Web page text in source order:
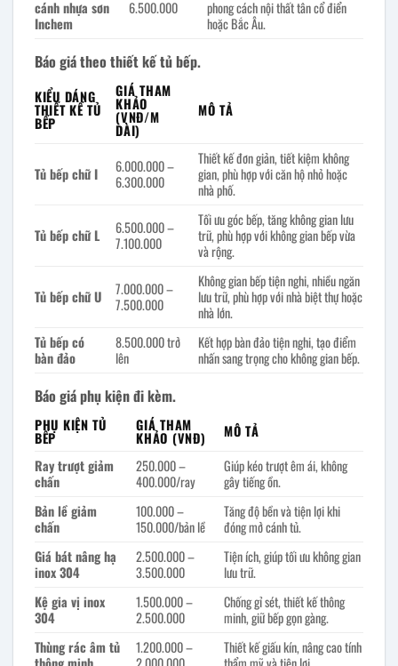
cánh nhựa sơn
Inchem
6.500.000
phong cách nội thất tân cổ điển
hoặc Bắc Âu.
Báo giá theo thiết kế tủ bếp.
KIỂU DÁNG
THIẾT KẾ TỦ
BẾP
GIÁ THAM
KHẢO
(VNĐ/M
DÀI)
MÔ TẢ
Tủ bếp chữ I
6.000.000 –
6.300.000
Thiết kế đơn giản, tiết kiệm không
gian, phù hợp với căn hộ nhỏ hoặc
nhà phố.
Tủ bếp chữ L
6.500.000 –
7.100.000
Tối ưu góc bếp, tăng không gian lưu
trữ, phù hợp với không gian bếp vừa
và rộng.
Tủ bếp chữ U
7.000.000 –
7.500.000
Không gian bếp tiện nghi, nhiều ngăn
lưu trữ, phù hợp với nhà biệt thự hoặc
nhà lớn.
Tủ bếp có
bàn đảo
8.500.000 trở
lên
Kết hợp bàn đảo tiện nghi, tạo điểm
nhấn sang trọng cho không gian bếp.
Báo giá phụ kiện đi kèm.
PHỤ KIỆN TỦ
BẾP
GIÁ THAM
KHẢO (VNĐ)
MÔ TẢ
Ray trượt giảm
chấn
250.000 –
400.000/ray
Giúp kéo trượt êm ái, không
gây tiếng ồn.
Bản lề giảm
chấn
100.000 –
150.000/bản lề
Tăng độ bền và tiện lợi khi
đóng mở cánh tủ.
Giá bát nâng hạ
inox 304
2.500.000 –
3.500.000
Tiện ích, giúp tối ưu không gian
lưu trữ.
Kệ gia vị inox
304
1.500.000 –
2.500.000
Chống gỉ sét, thiết kế thông
minh, giữ bếp gọn gàng.
Thùng rác âm tủ
1.200.000 –
Thiết kế giấu kín, nâng cao tính